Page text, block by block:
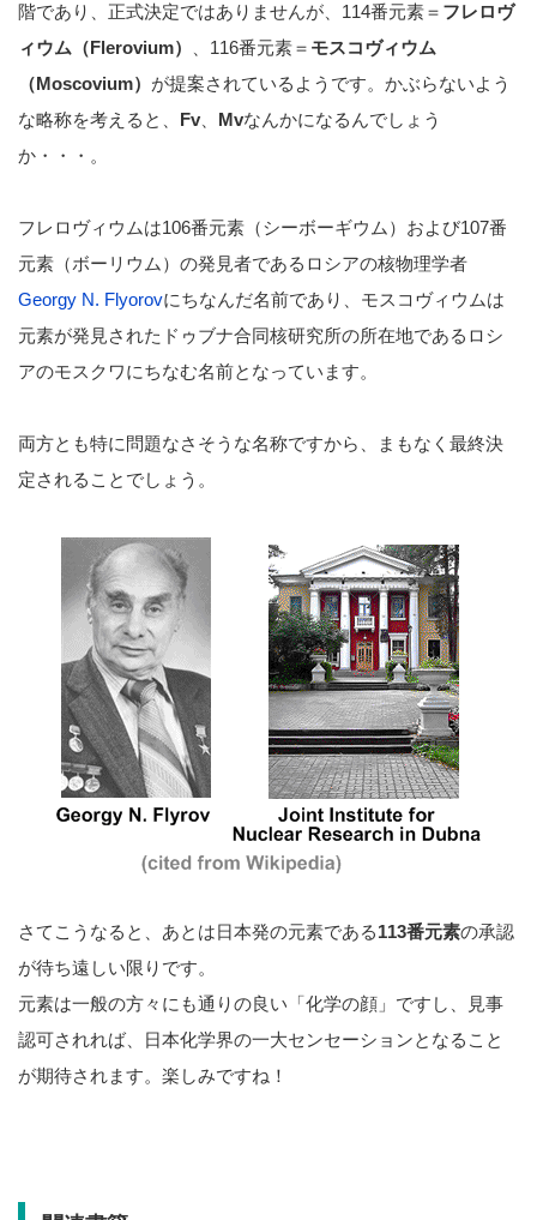
階であり、正式決定ではありませんが、114番元素＝ フレロヴ
ィウム（Flerovium）
、116番元素＝ モスコヴィウム
（Moscovium） が提案されているようです。かぶらないよう
な略称を考えると、 Fv Mvなんかになるんでしょう
か・・・。
フレロヴィウムは106番元素（シーボーギウム）および107番
元素（ボーリウム）の発見者であるロシアの核物理学者
Georgy N. Flyorovにちなんだ名前であり、モスコヴィウムは
元素が発見されたドゥブナ合同核研究所の所在地であるロシ
アのモスクワにちなむ名前となっています。
両方とも特に問題なさそうな名称ですから、まもなく最終決
定されることでしょう。
さてこうなると、あとは日本発の元素である113番元素の承認
が待ち遠しい限りです。
元素は一般の方々にも通りの良い「化学の顔」ですし、見事
認可されれば、日本化学界の一大センセーションとなること
が期待されます。楽しみですね！